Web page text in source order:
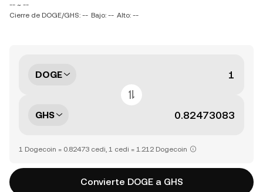
-- ~ --
Cierre de DOGE/GHS: -- Bajo: -- Alto: --
DOGE
GHS
1 Dogecoin = 0.82473 cedi, 1 cedi = 1.212 Dogecoin
Convierte DOGE a GHS